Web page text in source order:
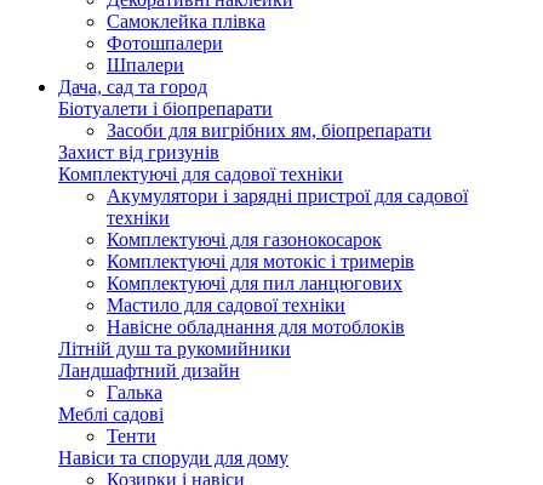
Самоклейка плівка
Фотошпалери
Шпалери
Дача, сад та город
Біотуалети і біопрепарати
Засоби для вигрібних ям, біопрепарати
Захист від гризунів
Комплектуючі для садової техніки
Акумулятори і зарядні пристрої для садової
техніки
Комплектуючі для газонокосарок
Комплектуючі для мотокіс і тримерів
Комплектуючі для пил ланцюгових
Мастило для садової техніки
Навісне обладнання для мотоблоків
Літній душ та рукомийники
Ландшафтний дизайн
Галька
Меблі садові
Тенти
Навіси та споруди для дому
Козирки і навіси